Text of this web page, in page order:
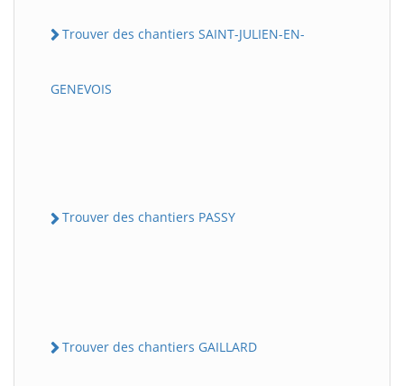
Trouver des chantiers SAINT-JULIEN-EN-
GENEVOIS
Trouver des chantiers PASSY
Trouver des chantiers GAILLARD